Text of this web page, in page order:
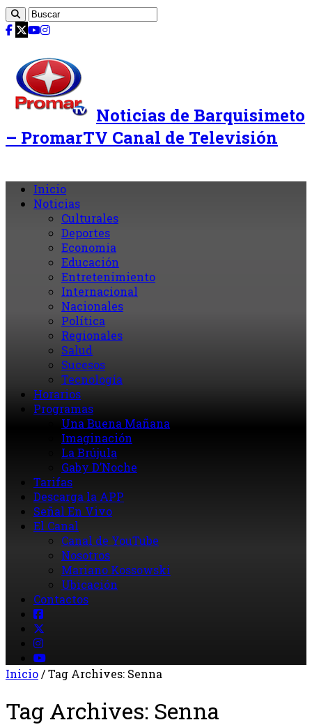
Noticias de Barquisimeto
– PromarTV Canal de Televisión
Inicio
Noticias
Culturales
Deportes
Economia
Educación
Entretenimiento
Internacional
Nacionales
Política
Regionales
Salud
Sucesos
Tecnología
Horarios
Programas
Una Buena Mañana
Imaginación
La Brújula
Gaby D’Noche
Tarifas
Descarga la APP
Señal En Vivo
El Canal
Canal de YouTube
Nosotros
Mariano Kossowski
Ubicación
Contactos
Inicio/Tag Archives: Senna
Tag Archives: Senna